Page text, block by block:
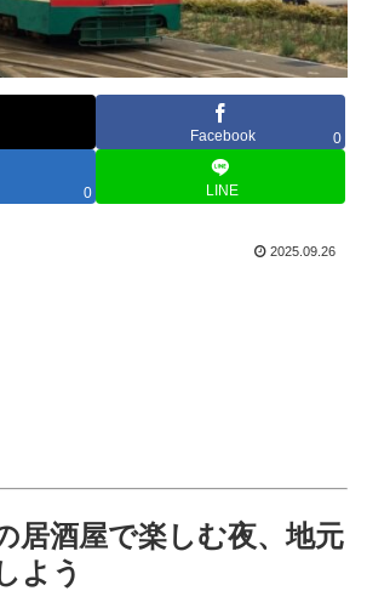
Facebook 0
0 LINE
2025.09.26
居酒屋で楽しむ夜、地元
よう